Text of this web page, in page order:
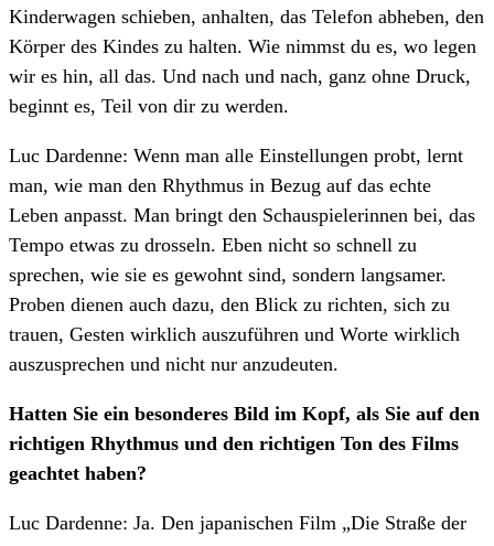
Kinderwagen schieben, anhalten, das Telefon abheben, den
Körper des Kindes zu halten. Wie nimmst du es, wo legen
wir es hin, all das. Und nach und nach, ganz ohne Druck,
beginnt es, Teil von dir zu werden.
Luc Dardenne: Wenn man alle Einstellungen probt, lernt
man, wie man den Rhythmus in Bezug auf das echte
Leben anpasst. Man bringt den Schauspielerinnen bei, das
Tempo etwas zu drosseln. Eben nicht so schnell zu
sprechen, wie sie es gewohnt sind, sondern langsamer.
Proben dienen auch dazu, den Blick zu richten, sich zu
trauen, Gesten wirklich auszuführen und Worte wirklich
auszusprechen und nicht nur anzudeuten.
Hatten Sie ein besonderes Bild im Kopf, als Sie auf den
richtigen Rhythmus und den richtigen Ton des Films
geachtet haben?
Luc Dardenne: Ja. Den japanischen Film „Die Straße der